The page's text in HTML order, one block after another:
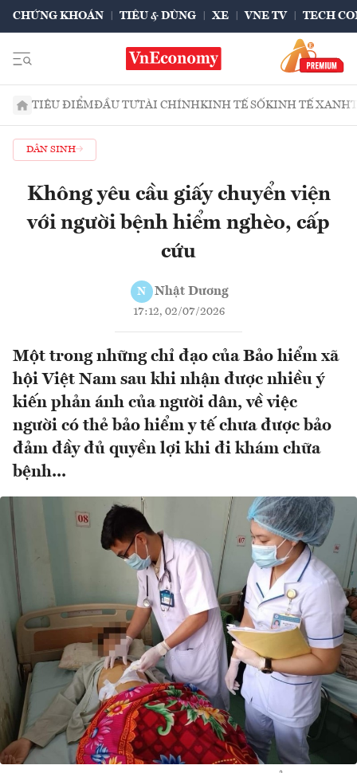
CHỨNG KHOÁN TIÊU & DÙNG XE VNE TV TECH
TIÊU ĐIỂMĐẦU TƯTÀI CHÍNHKINH TẾ SỐKINH TẾ XANH
DÂN SINH
Không yêu cầu giấy chuyển viện
với người bệnh hiểm nghèo, cấp
cứu
N Nhật Dương
17:12, 02/07/2026
Một trong những chỉ đạo của Bảo hiểm xã
hội Việt Nam sau khi nhận được nhiều ý
kiến phản ánh của người dân, về việc
người có thẻ bảo hiểm y tế chưa được bảo
đảm đầy đủ quyền lợi khi đi khám chữa
bệnh...